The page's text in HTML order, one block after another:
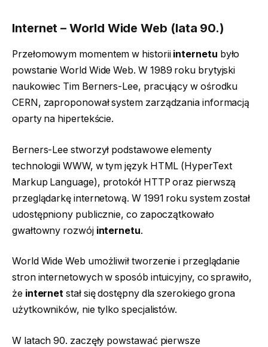
Internet – World Wide Web (lata 90.)
Przełomowym momentem w historii internetu było
powstanie World Wide Web. W 1989 roku brytyjski
naukowiec Tim Berners-Lee, pracujący w ośrodku
CERN, zaproponował system zarządzania informacją
oparty na hipertekście.
Berners-Lee stworzył podstawowe elementy
technologii WWW, w tym język HTML (HyperText
Markup Language), protokół HTTP oraz pierwszą
przeglądarkę internetową. W 1991 roku system został
udostępniony publicznie, co zapoczątkowało
gwałtowny rozwój internetu.
World Wide Web umożliwił tworzenie i przeglądanie
stron internetowych w sposób intuicyjny, co sprawiło,
że internet stał się dostępny dla szerokiego grona
użytkowników, nie tylko specjalistów.
W latach 90. zaczęły powstawać pierwsze